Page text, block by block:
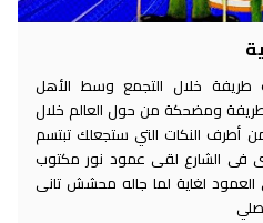
طريفة خلال التجمع وسط الأهل
ومضحكة من حول العالم خلال
أطرف النكات التي ستجعلك تبتسم
الشارع لقى عمود نور مكتوب
لغاية لما جاله محشش تانى